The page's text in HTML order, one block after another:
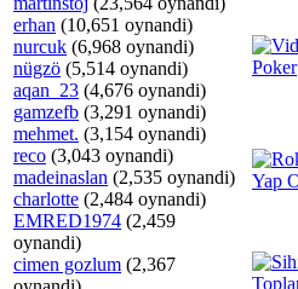
erhan (10,651 oynandi)
nurcuk (6,968 oynandi)
nügzö (5,514 oynandi)
aqan_23 (4,676 oynandi)
gamzefb (3,291 oynandi)
mehmet. (3,154 oynandi)
reco (3,043 oynandi)
madeinaslan (2,535 oynandi)
charlotte (2,484 oynandi)
EMRED1974 (2,459
oynandi)
cimen gozlum (2,367